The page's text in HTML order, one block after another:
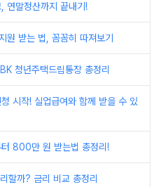
연말정산까지 끝내기!
원 받는 법, 꼼꼼히 따져보기
청년주택드림통장 총정리
시작! 실업급여와 함께 받을 수 있
터 800만 원 받는법 총정리!
할까? 금리 비교 총정리